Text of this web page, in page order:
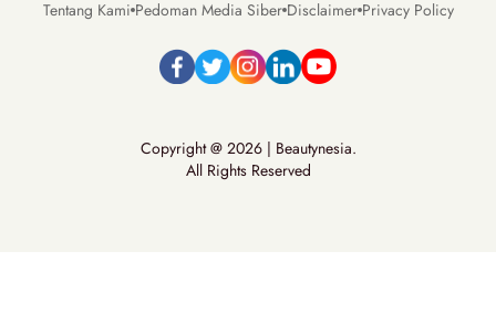
Tentang Kami Pedoman Media Siber Disclaimer Privacy Policy
Copyright @ 2026 | Beautynesia.
All Rights Reserved